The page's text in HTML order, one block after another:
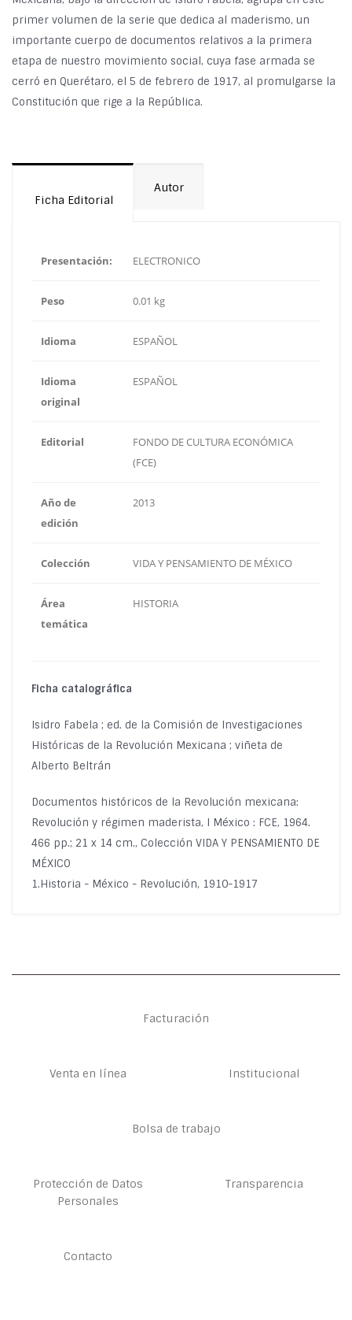
primer volumen de la serie que dedica al maderismo, un
importante cuerpo de documentos relativos a la primera
etapa de nuestro movimiento social, cuya fase armada se
cerró en Querétaro, el 5 de febrero de 1917, al promulgarse la
Constitución que rige a la República.
Ficha Editorial
Autor
Presentación: ELECTRONICO
Peso 0.01 kg
Idioma ESPAÑOL
Idioma
original
ESPAÑOL
Editorial
FONDO DE CULTURA ECONÓMICA
(FCE)
Año de
edición
2013
Colección VIDA Y PENSAMIENTO DE MÉXICO
Área
temática
HISTORIA
Ficha catalográfica
Isidro Fabela ; ed. de la Comisión de Investigaciones
Históricas de la Revolución Mexicana ; viñeta de
Alberto Beltrán
Documentos históricos de la Revolución mexicana:
Revolución y régimen maderista, I México : FCE, 1964.
466 pp.; 21 x 14 cm., Colección VIDA Y PENSAMIENTO DE
MÉXICO
1.Historia - México - Revolución, 1910-1917
Facturación
Venta en línea Institucional
Bolsa de trabajo
Protección de Datos
Personales
Transparencia
Contacto